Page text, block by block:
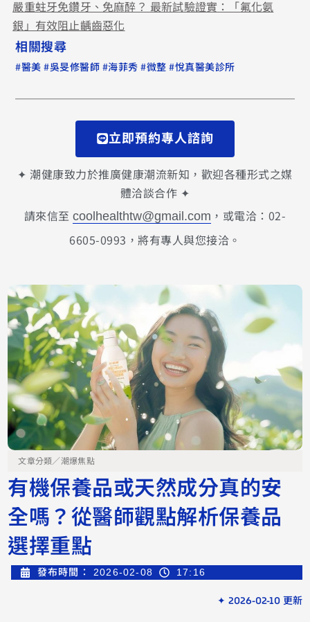
嚴重蛀牙免鑽牙、免麻醉？ 最新試驗證實：「氟化氨
銀」有效阻止齲齒惡化
相關搜尋
#醫美 #吳旻修醫師 #海菲秀 #微整 #悅真醫美診所
立即預約專人諮詢
✦ 潮健康致力於推廣健康潮流新知，歡迎各種形式之媒
體洽談合作 ✦
請來信至coolhealthtw@gmail.com ，或電洽：02-
6605-0993，將有專人與您接洽。
文章分類／潮爆焦點
有機保養品或天然成分真的安
全嗎？從醫師觀點解析保養品
選擇重點
發布時間： 2026-02-08 17:16
✦ 2026-02-10 更新